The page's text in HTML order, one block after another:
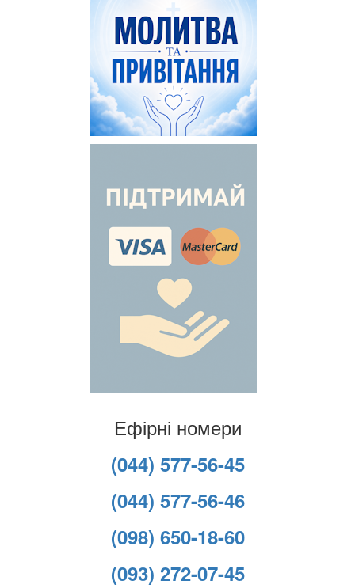
Ефірні номери
(044) 577-56-45
(044) 577-56-46
(098) 650-18-60
(093) 272-07-45